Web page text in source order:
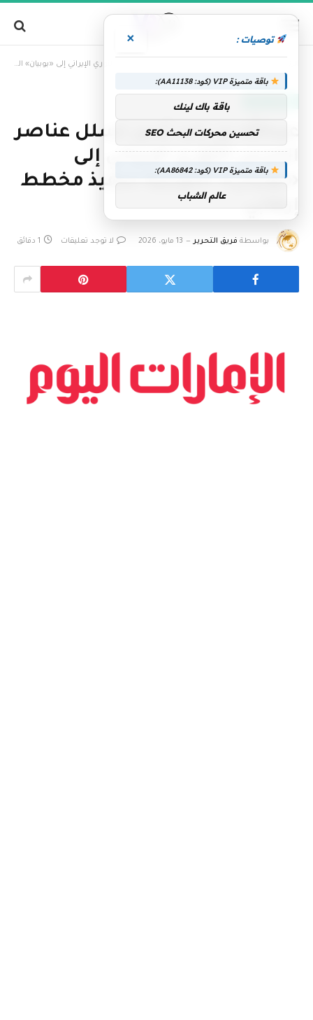
عبدالله بن زايد يُدين تسلل عناصر الحرس الثوري الإيراني إلى «بوبيان» الكويتية لتنفيذ مخطط إرهابي
عبدالله بن زايد يُدين تسلل عناصر
الحرس الثوري الإيراني إلى
«بوبيان» الكويتية لتنفيذ مخطط
إرهابي
بواسطة فريق التحرير 13 مايو، 2026 لا توجد تعليقات 1 دقائق
توصيات : ×
باقة متميزة VIP (كود: AA11138):
باقة باك لينك
تحسين محركات البحث SEO
باقة متميزة VIP (كود: AA86842):
عالم الشباب